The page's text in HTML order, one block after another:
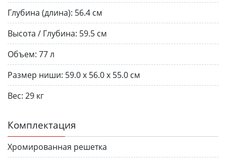
Глубина (длина): 56.4 см
Высота / Глубина: 59.5 см
Объем: 77 л
Размер ниши: 59.0 x 56.0 x 55.0 см
Вес: 29 кг
Комплектация
Хромированная решетка